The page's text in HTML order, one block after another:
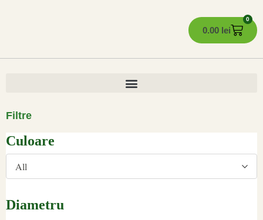
0.00 lei
0
Filtre
Culoare
All
Diametru